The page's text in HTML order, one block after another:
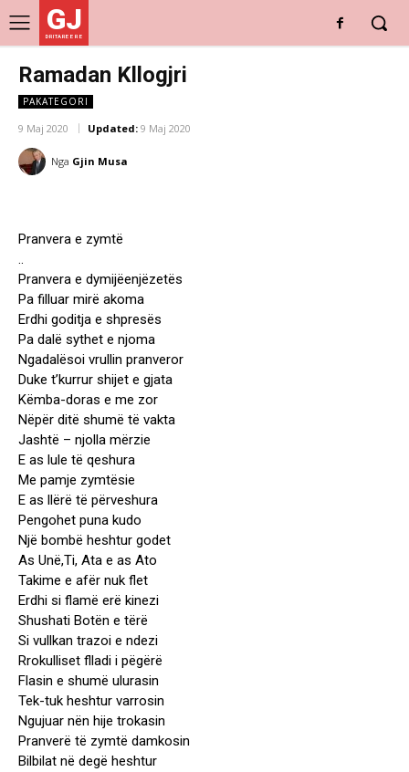
GJ
DRITARE E RE
Ramadan Kllogjri
PAKATEGORI
9 Maj 2020 Updated: 9 Maj 2020
Nga Gjin Musa
Pranvera e zymtë
..
Pranvera e dymijëenjëzetës
Pa filluar mirë akoma
Erdhi goditja e shpresës
Pa dalë sythet e njoma
Ngadalësoi vrullin pranveror
Duke t’kurrur shijet e gjata
Këmba-doras e me zor
Nëpër ditë shumë të vakta
Jashtë – njolla mërzie
E as lule të qeshura
Me pamje zymtësie
E as llërë të përveshura
Pengohet puna kudo
Një bombë heshtur godet
As Unë,Ti, Ata e as Ato
Takime e afër nuk flet
Erdhi si flamë erë kinezi
Shushati Botën e tërë
Si vullkan trazoi e ndezi
Rrokulliset flladi i pëgërë
Flasin e shumë ulurasin
Tek-tuk heshtur varrosin
Ngujuar nën hije trokasin
Pranverë të zymtë damkosin
Bilbilat në degë heshtur